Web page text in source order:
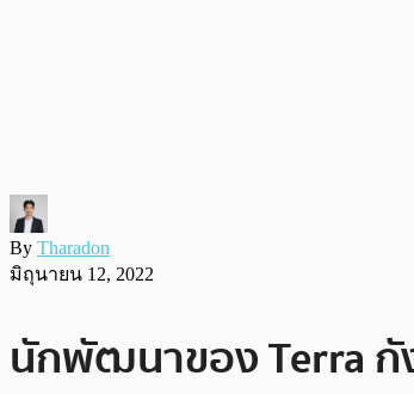
By Tharadon
มิถุนายน 12, 2022
นักพัฒนาของ Terra กั